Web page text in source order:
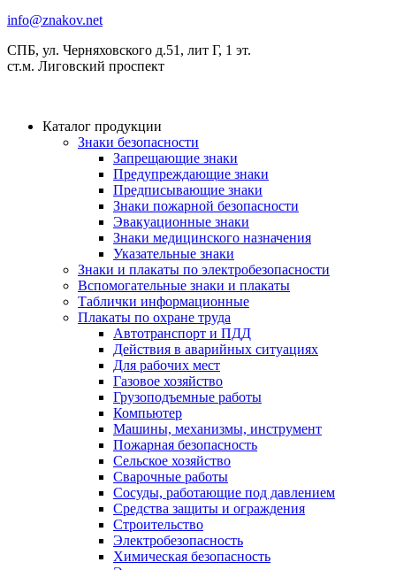
info@znakov.net
СПБ, ул. Черняховского д.51, лит Г, 1 эт.
cт.м. Лиговский проспект
Каталог продукции
Знаки безопасности
Запрещающие знаки
Предупреждающие знаки
Предписывающие знаки
Знаки пожарной безопасности
Эвакуационные знаки
Знаки медицинского назначения
Указательные знаки
Знаки и плакаты по электробезопасности
Вспомогательные знаки и плакаты
Таблички информационные
Плакаты по охране труда
Автотранспорт и ПДД
Действия в аварийных ситуациях
Для рабочих мест
Газовое хозяйство
Грузоподъемные работы
Компьютер
Машины, механизмы, инструмент
Пожарная безопасность
Сельское хозяйство
Сварочные работы
Сосуды, работающие под давлением
Средства защиты и ограждения
Строительство
Электробезопасность
Химическая безопасность